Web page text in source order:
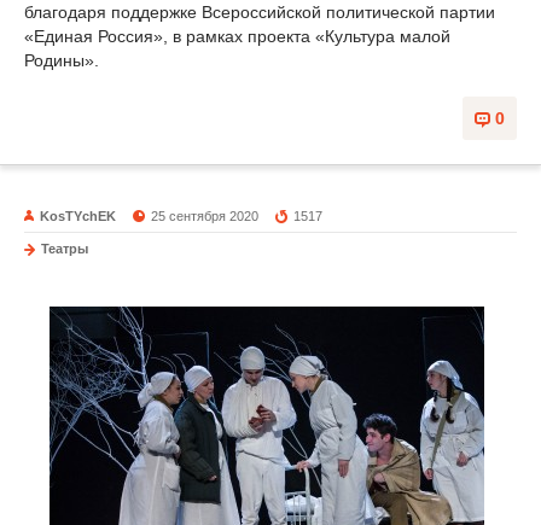
благодаря поддержке Всероссийской политической партии
«Единая Россия», в рамках проекта «Культура малой
Родины».
0
KosTYchEK 25 сентября 2020 1517
Театры